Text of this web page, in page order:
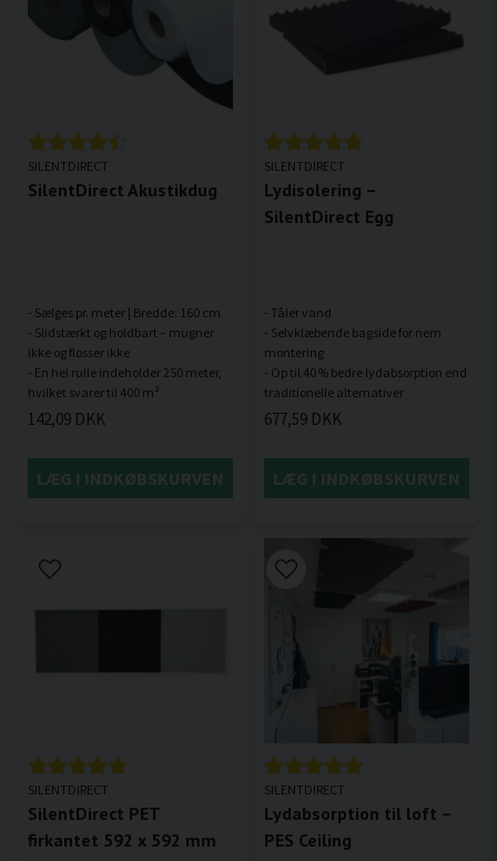
SILENTDIRECT
SilentDirect Akustikdug
- Sælges pr. meter | Bredde: 160 cm
- Slidstærkt og holdbart – mugner
ikke og flosser ikke
- En hel rulle indeholder 250 meter,
142,09 DKK
LÆG I INDKØBSKURVEN
SILENTDIRECT
Lydisolering –
SilentDirect Egg
- Tåler vand
- Selvklæbende bagside for nem
montering
- Op til 40 % bedre lydabsorption end
677,59 DKK
LÆG I INDKØBSKURVEN
SILENTDIRECT
SilentDirect PET
firkantet 592 x 592 mm
SILENTDIRECT
Lydabsorption til loft –
PES Ceiling